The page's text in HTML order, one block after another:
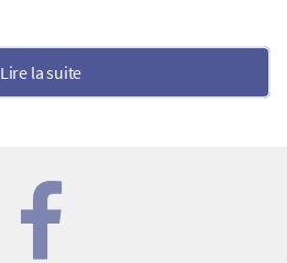
Lire la suite